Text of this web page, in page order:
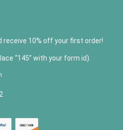
receive 10% off your first order!
“145” with your form id).